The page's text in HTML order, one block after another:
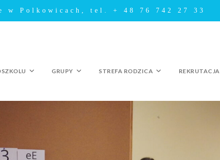
w Polkowicach, tel. + 48 76 742 27 33
GRUPY STREFA RODZICA REKRUTACJA